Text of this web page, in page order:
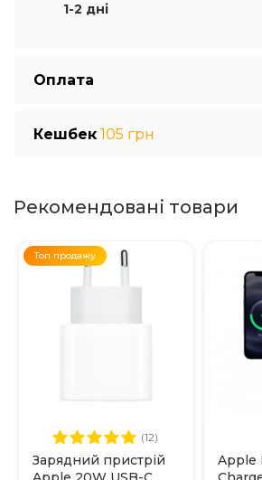
1-2 дні
Оплата
Кешбек 105 грн
Рекомендовані товари
Топ продажу
(12)
Зарядний пристрій
Apple